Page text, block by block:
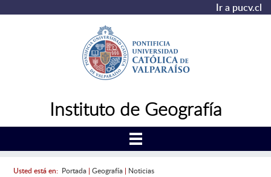
Ir a pucv.cl
Instituto de Geografía
Usted está en: Portada| Geografía| Noticias